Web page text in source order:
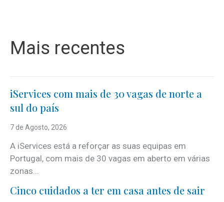
Mais recentes
iServices com mais de 30 vagas de norte a
sul do país
7 de Agosto, 2026
A iServices está a reforçar as suas equipas em
Portugal, com mais de 30 vagas em aberto em várias
zonas...
Cinco cuidados a ter em casa antes de sair